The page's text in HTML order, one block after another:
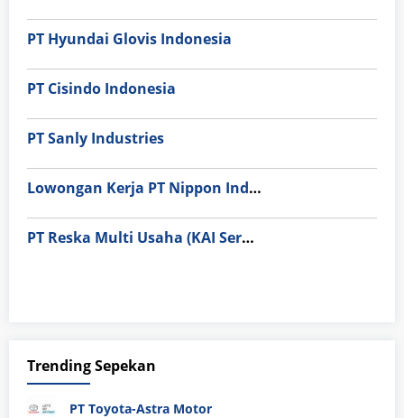
PT Hyundai Glovis Indonesia
PT Cisindo Indonesia
PT Sanly Industries
Lowongan Kerja PT Nippon Indosari Corpindo Tbk. Bulan Agustus 2026
PT Reska Multi Usaha (KAI Services)
Trending Sepekan
PT Toyota-Astra Motor